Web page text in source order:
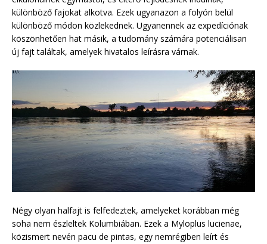
különböző fajokat alkotva. Ezek ugyanazon a folyón belül
különböző módon közlekednek. Ugyanennek az expedíciónak
köszönhetően hat másik, a tudomány számára potenciálisan
új fajt találtak, amelyek hivatalos leírásra várnak.
Négy olyan halfajt is felfedeztek, amelyeket korábban még
soha nem észleltek Kolumbiában. Ezek a Myloplus lucienae,
közismert nevén pacu de pintas, egy nemrégiben leírt és